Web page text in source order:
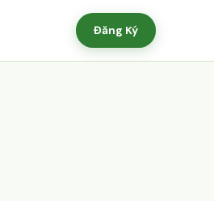
Đăng Ký